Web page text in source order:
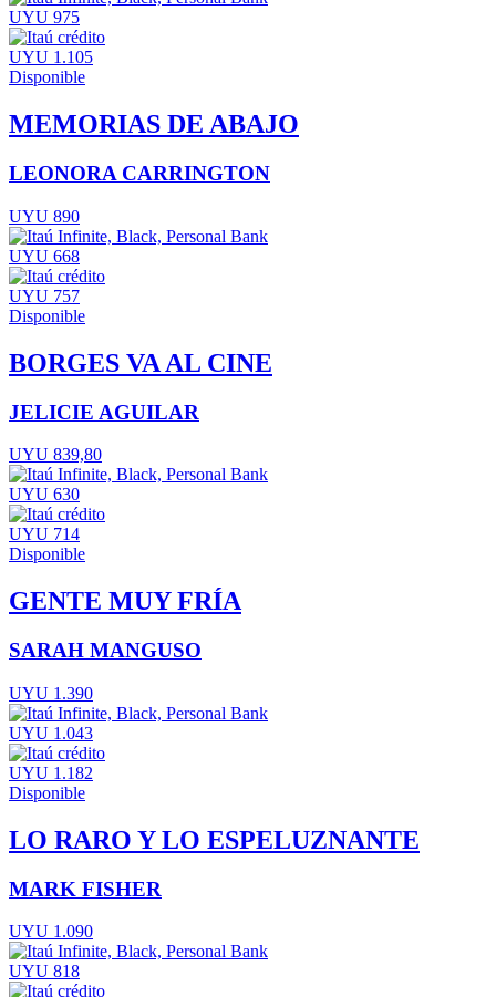
UYU 975
UYU 1.105
Disponible
MEMORIAS DE ABAJO
LEONORA CARRINGTON
UYU 890
UYU 668
UYU 757
Disponible
BORGES VA AL CINE
JELICIE AGUILAR
UYU 839,80
UYU 630
UYU 714
Disponible
GENTE MUY FRÍA
SARAH MANGUSO
UYU 1.390
UYU 1.043
UYU 1.182
Disponible
LO RARO Y LO ESPELUZNANTE
MARK FISHER
UYU 1.090
UYU 818